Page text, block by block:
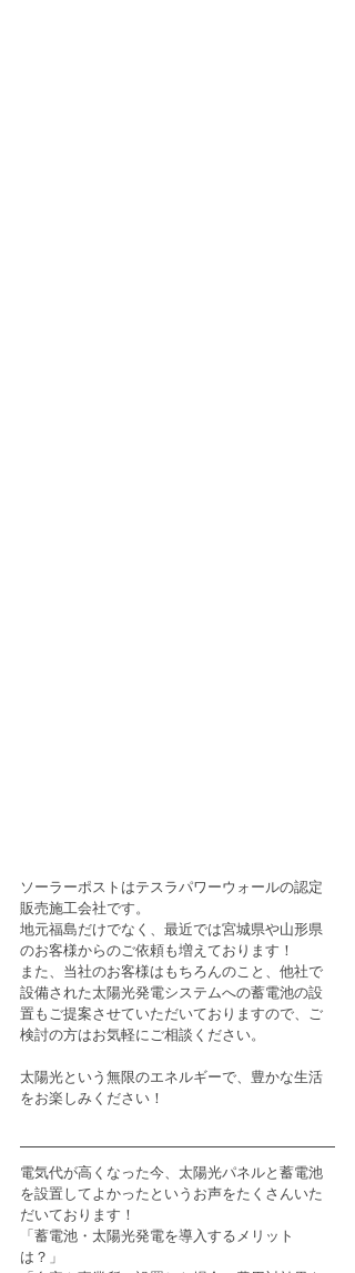
ソーラーポストはテスラパワーウォールの認定
販売施工会社です。
地元福島だけでなく、最近では宮城県や山形県
のお客様からのご依頼も増えております！
また、当社のお客様はもちろんのこと、他社で
設備された太陽光発電システムへの蓄電池の設
置もご提案させていただいておりますので、ご
検討の方はお気軽にご相談ください。
太陽光という無限のエネルギーで、豊かな生活
をお楽しみください！
電気代が高くなった今、太陽光パネルと蓄電池
を設置してよかったというお声をたくさんいた
だいております！
「蓄電池・太陽光発電を導入するメリット
は？」